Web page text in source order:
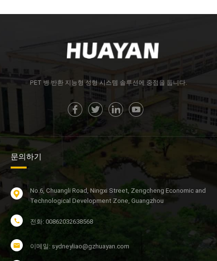
PET 병 반환 지능형 성형 시스템 솔루션에 중점을 둡니다.
문의하기
No.6, Chuangli Road, Ningxi Street, Zengcheng Economic and
Technological Development Zone, Guangzhou
전화: 00862032638568
이메일: sydneyliao@gzhuayan.com